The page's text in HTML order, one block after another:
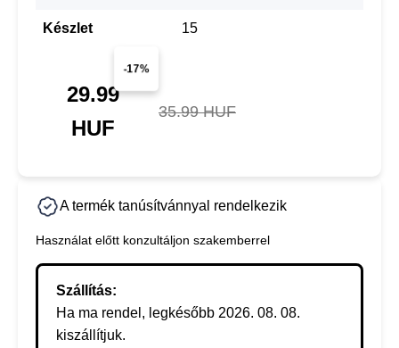
Készlet 15
-17%
29.99
HUF
35.99 HUF
A termék tanúsítvánnyal rendelkezik
Használat előtt konzultáljon szakemberrel
Szállítás:
Ha ma rendel, legkésőbb 2026. 08. 08.
kiszállítjuk.